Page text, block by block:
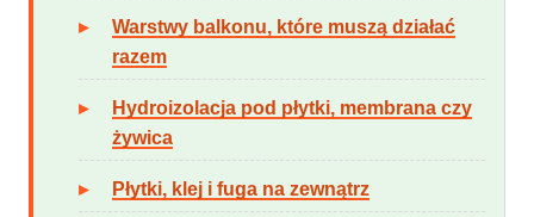
Warstwy balkonu, które muszą działać
razem
Hydroizolacja pod płytki, membrana czy
żywica
Płytki, klej i fuga na zewnątrz